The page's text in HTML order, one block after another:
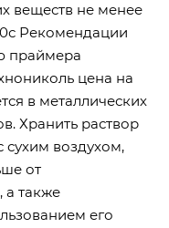
веществ не менее
Рекомендации
праймера
цена на
в металлических
Хранить раствор
воздухом,
от
а также
его